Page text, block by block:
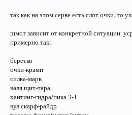
так как на этом серве есть слот очки, то
шмот зависит от конкретной ситуации.
примерно так:
беретко
очки-крамп
силка-марк
валя щит-тара
хантинг-гидра/пика 3-1
вул скарф-райдр